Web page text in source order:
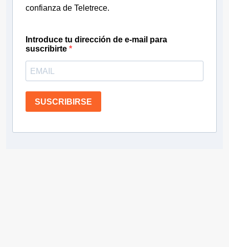
confianza de Teletrece.
Introduce tu dirección de e-mail para
suscribirte
SUSCRIBIRSE